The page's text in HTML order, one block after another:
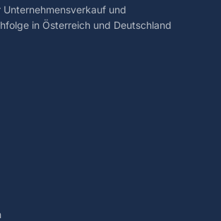
und
in Österreich und Deutschland